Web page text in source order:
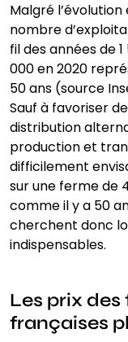
Malgré
nombre
fil des années de
000 en 2020
50 ans (source
Sauf à favoriser
distribution
production et
difficilement
sur une ferme de
comme il y a 50
cherchent donc
indispensables.
Les prix
françaises